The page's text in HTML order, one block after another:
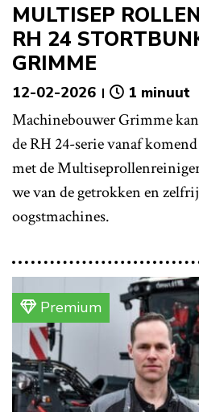
MULTISEP
RH 24
GRIMME
12-02-2026 1 minuut
Machinebouwer Grimme
de RH 24-serie vanaf
met de
we van de getrokken en
oogstmachines.
Premium